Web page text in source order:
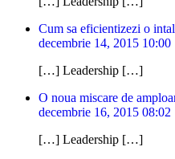
Cum sa eficientizezi o
decembrie 14, 2015 10:00
[…] Leadership […]
O noua miscare de
decembrie 16, 2015 08:02
[…] Leadership […]